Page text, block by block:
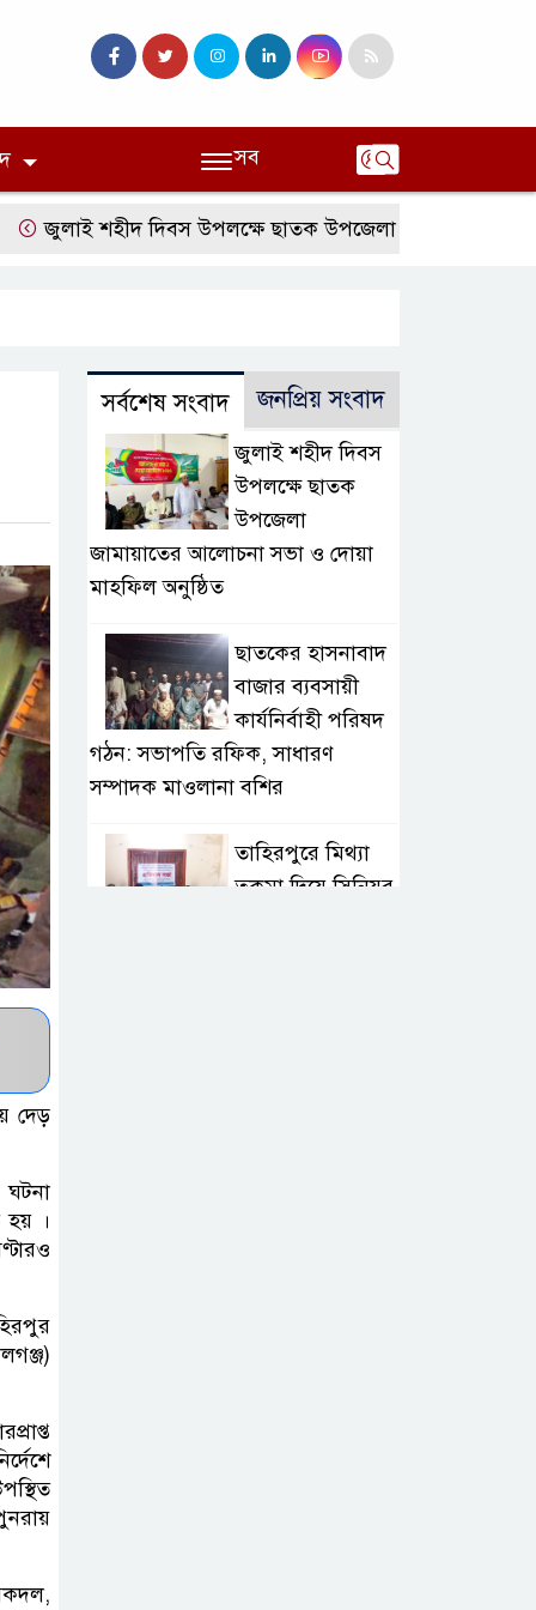
সব
জুলাই শহীদ দিবস উপলক্ষে ছাতক উপজেলা জামায়াতের
দেড়
ঘটনা
হয় ।
সর্বশেষ সংবাদ জনপ্রিয় সংবাদ
জুলাই শহীদ দিবস
উপলক্ষে ছাতক
উপজেলা
জামায়াতের আলোচনা সভা ও দোয়া
মাহফিল অনুষ্ঠিত
ছাতকের হাসনাবাদ
বাজার ব্যবসায়ী
কার্যনির্বাহী পরিষদ
গঠন: সভাপতি রফিক, সাধারণ
সম্পাদক মাওলানা বশির
তাহিরপুরে মিথ্যা
তকমা দিয়ে সিনিয়র